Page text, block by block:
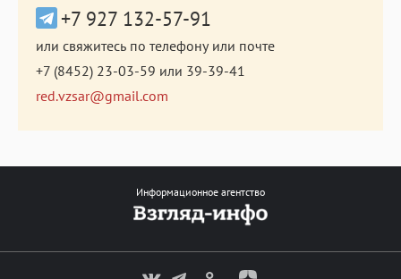
+7 927 132-57-91
или свяжитесь по телефону или почте
+7 (8452) 23-03-59 или 39-39-41
red.vzsar@gmail.com
Информационное агентство